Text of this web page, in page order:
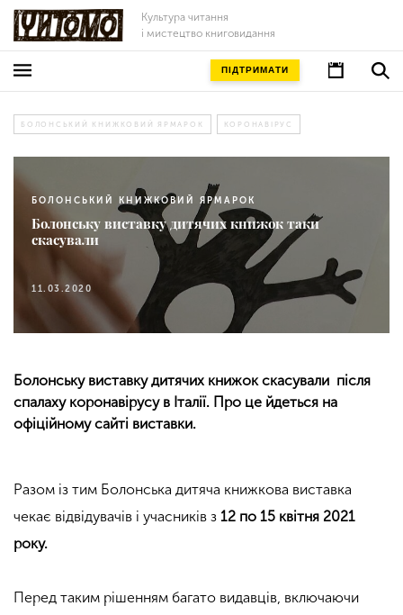
Культура читання
і мистецтво книговидання
ПІДТРИМАТИ
БОЛОНСЬКИЙ КНИЖКОВИЙ ЯРМАРОК КОРОНАВІРУС
БОЛОНСЬКИЙ КНИЖКОВИЙ ЯРМАРОК
Болонську виставку дитячих книжок таки
скасували
11.03.2020
Болонську виставку дитячих книжок скасували після
спалаху коронавірусу в Італії. Про це йдеться на
офіційному сайті виставки.
Разом із тим Болонська дитяча книжкова виставка
чекає відвідувачів і учасників з 12 по 15 квітня 2021
року.
Перед таким рішенням багато видавців, включаючи